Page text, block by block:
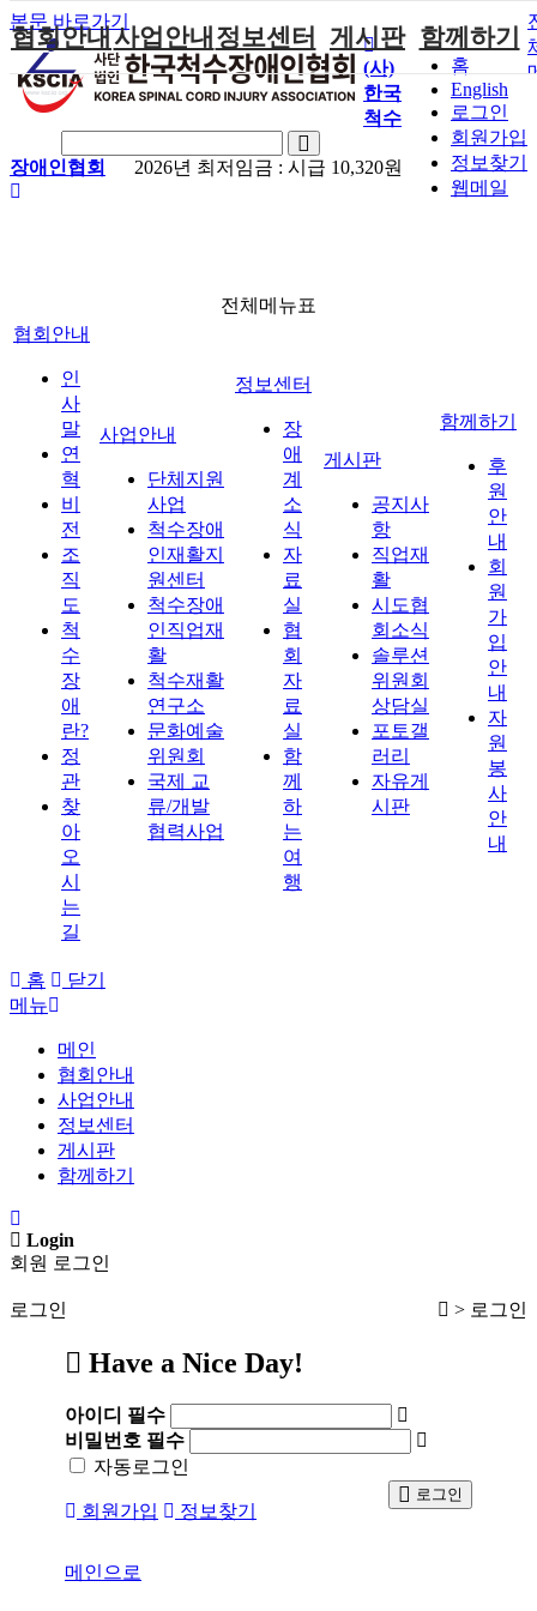
본문 바로가기
홈
English
로그인
회원가입
정보찾기
웹메일
2026년 최저임금 : 시급 10,320원
(사)
한국
척수
장애인협회
협회안내
인사말
연혁
비전
사업안내
단체지원사업
척수장애인재
활지원센터
정보센터
장애계소식
자료실
협회자료실
게시판
공지사항
직업재활
시도협회소식
함께하기
후원안내
회원가입안내
자원봉사안내
전체메뉴표
협회안내
인
사
말
연
혁
비
전
조
직
도
척
수
장
애
란?
정
관
찾
아
오
시
는
길
사업안내
단체지원
사업
척수장애
인재활지
원센터
척수장애
인직업재
활
척수재활
연구소
문화예술
위원회
국제 교
류/개발
협력사업
정보센터
장
애
계
소
식
자
료
실
협
회
자
료
실
함
께
하
는
여
행
게시판
공지사
항
직업재
활
시도협
회소식
솔루션
위원회
상담실
포토갤
러리
자유게
시판
함께하기
후
원
안
내
회
원
가
입
안
내
자
원
봉
사
안
내
홈
닫기
메뉴
메인
협회안내
사업안내
정보센터
게시판
함께하기
Login
회원 로그인
> 로그인
로그인
Have a Nice Day!
아이디 필수
비밀번호 필수
자동로그인
로그인
회원가입 정보찾기
메인으로